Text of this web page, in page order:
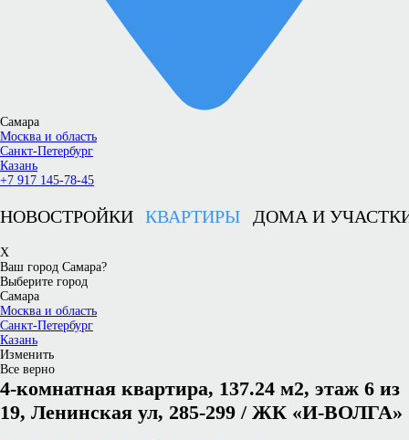
Самара
Москва и область
Санкт-Петербург
Казань
+7 917 145-78-45
НОВОСТРОЙКИ КВАРТИРЫ ДОМА И
X
Ваш город Самара?
Выберите город
Самара
Москва и область
Санкт-Петербург
Казань
Изменить
Все верно
4-комнатная квартира, 137.24 м2, этаж 6 из
19, Ленинская ул, 285-299 / ЖК «И-ВОЛГА»